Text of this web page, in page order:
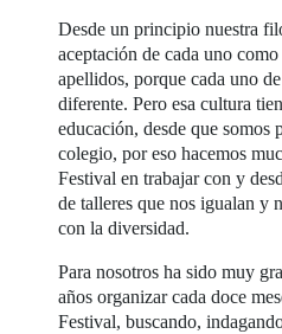
Desde un principio nuestra
aceptación de cada uno
apellidos, porque cada uno
diferente. Pero esa cultura
educación, desde que somos
colegio, por eso hacemos
Festival en trabajar con y
de talleres que nos igualan y
con la diversidad.
Para nosotros ha sido muy
años organizar cada doce
Festival, buscando,